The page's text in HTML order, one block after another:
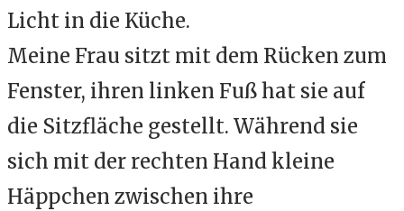
Licht in die Küche.
Meine Frau sitzt mit dem Rücken zum
Fenster, ihren linken Fuß hat sie auf
die Sitzfläche gestellt. Während sie
sich mit der rechten Hand kleine
Häppchen zwischen ihre